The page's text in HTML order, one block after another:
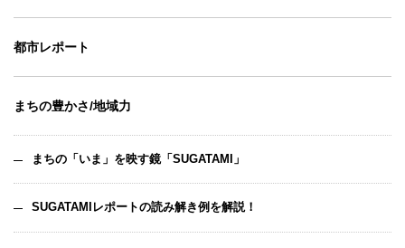
都市レポート
まちの豊かさ/地域力
まちの「いま」を映す鏡「SUGATAMI」
SUGATAMIレポートの読み解き例を解説！